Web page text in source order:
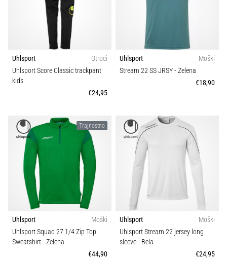
Uhlsport
Otroci
Uhlsport Score Classic trackpant
kids
€24,95
Uhlsport
Moški
Stream 22 SS JRSY- Zelena
€18,90
Trajnostno
Uhlsport
Moški
Uhlsport Squad 27 1/4 Zip Top
Sweatshirt- Zelena
€44,90
Uhlsport
Moški
Uhlsport Stream 22 jersey long
sleeve- Bela
€24,95